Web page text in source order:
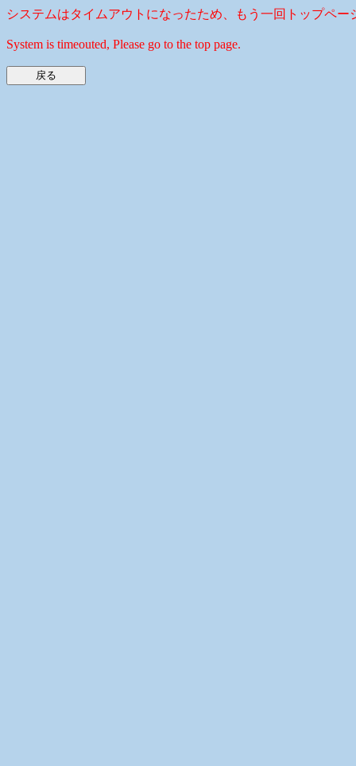
システムはタイムアウトになったため、もう一回トップペー
System is timeouted, Please go to the top page.